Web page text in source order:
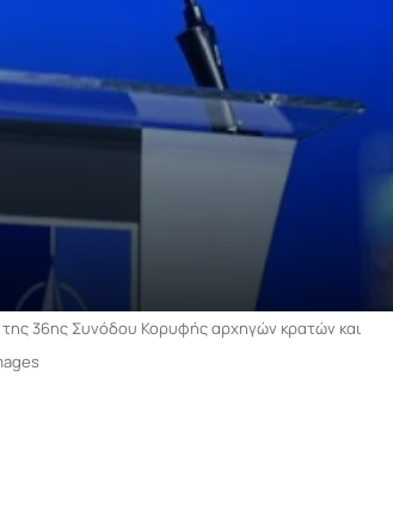
36ης Συνόδου Κορυφής αρχηγών κρατών και